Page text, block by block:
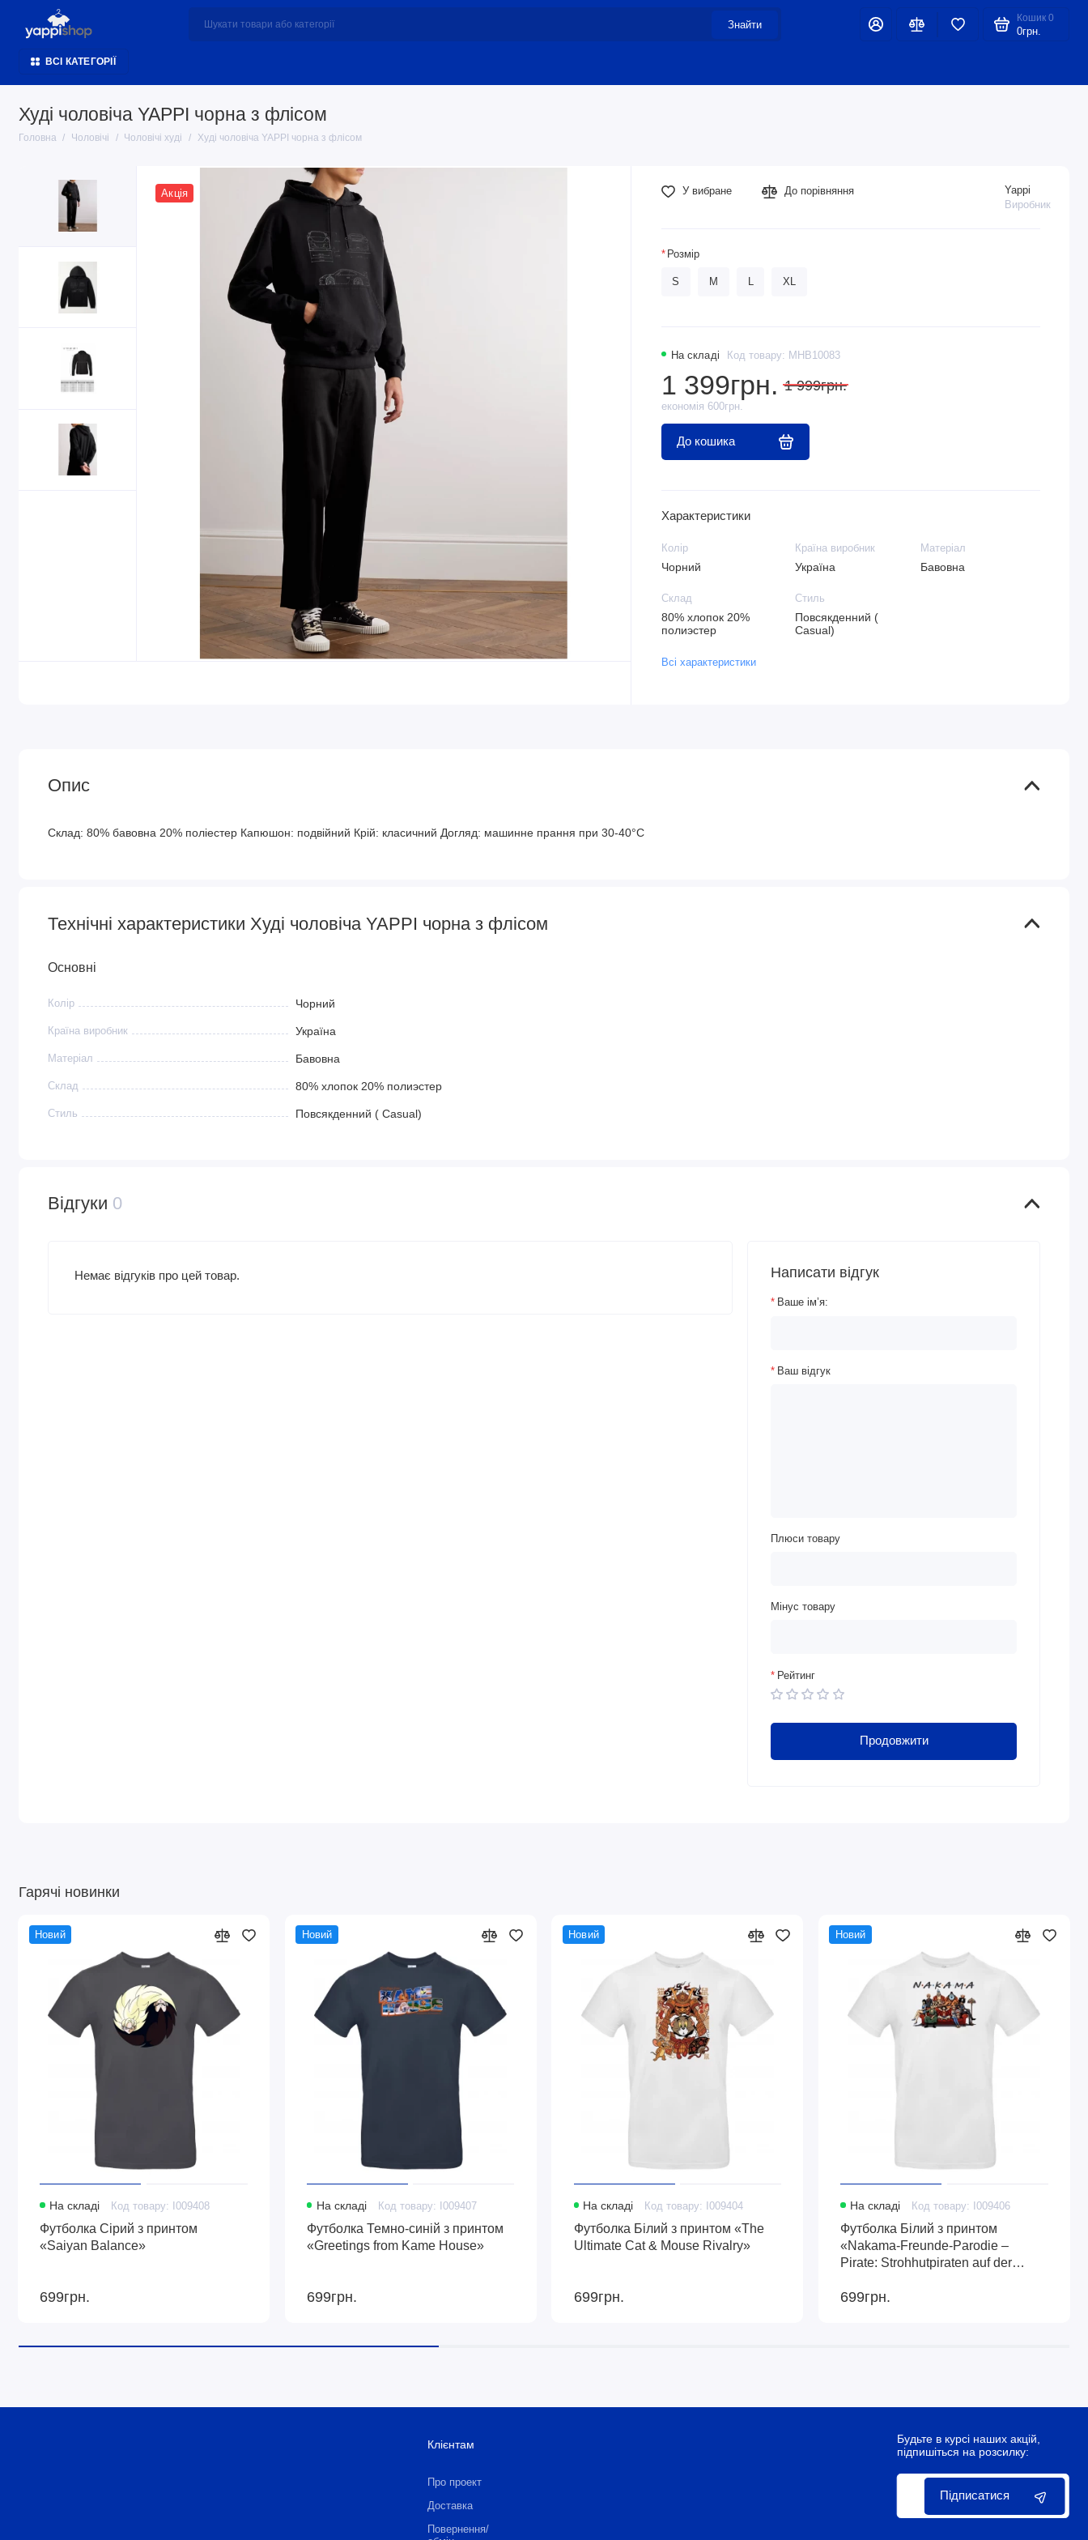
Знайти
Кошик 0
0грн.
ВСІ КАТЕГОРІЇ
Худі чоловіча YAPPI чорна з флісом
Головна Чоловічі Чоловічі худі Худі чоловіча YAPPI чорна з флісом
Акція
На складі Код товару: MHB10083
Yappi
Виробник
1 399грн. 1 999грн.
економія 600грн.
До кошика
У вибране До порівняння
Розмір
S M L XL
Характеристики
Колір
Чорний
Країна виробник
Україна
Матеріал
Бавовна
Склад
80% хлопок 20%
полиэстер
Стиль
Повсякденний (
Casual)
Всі характеристики
Опис
Склад: 80% бавовна 20% поліестер Капюшон: подвійний Крій: класичний Догляд: машинне прання при 30-40°C
Технічні характеристики Худі чоловіча YAPPI чорна з флісом
Основні
Колір Чорний
Країна виробник Україна
Матеріал Бавовна
Склад 80% хлопок 20% полиэстер
Стиль Повсякденний ( Casual)
Відгуки 0
Немає відгуків про цей товар. Написати відгук
Ваше ім’я:
Ваш відгук
Плюси товару
Мінус товару
Рейтинг
Продовжити
Гарячі новинки
Новий
На складі Код товару: I009408
Футболка Сірий з принтом
«Saiyan Balance»
699грн.
Новий
На складі Код товару: I009407
Футболка Темно-синій з принтом
«Greetings from Kame House»
699грн.
Новий
На складі Код товару: I009404
Футболка Білий з принтом «The
Ultimate Cat & Mouse Rivalry»
699грн.
Новий
На складі Код товару: I009406
Футболка Білий з принтом
«Nakama-Freunde-Parodie –
Pirate: Strohhutpiraten auf der
699грн.
Клієнтам
Про проект
Доставка
Повернення/
Будьте в курсі наших акцій,
підпишіться на розсилку:
Підписатися